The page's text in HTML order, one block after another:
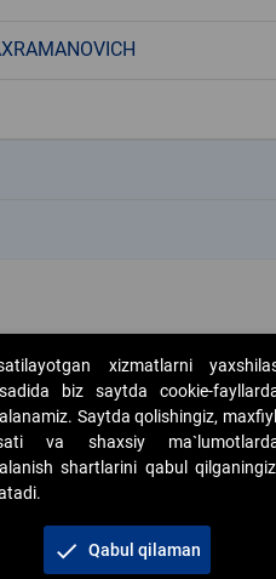
xizmatlarni
biz saytda cookie-
Saytda qolishingiz,
va shaxsiy
shartlarini qabul
check Qabul qilaman